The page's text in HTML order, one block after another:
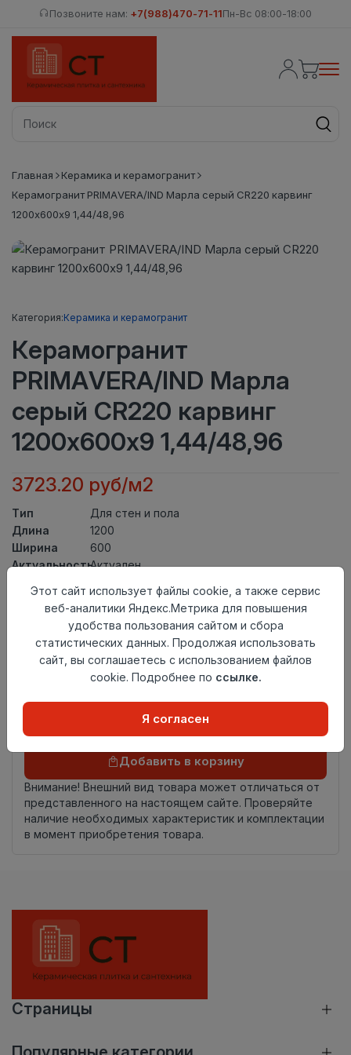
Позвоните нам: +7(988)470-71-11Пн-Вс 08:00-18:00
Главная
Керамика и керамогранит
Керамогранит PRIMAVERA/IND Марла серый CR220 карвинг
1200х600х9 1,44/48,96
Категория:Керамика и керамогранит
Керамогранит
PRIMAVERA/IND Марла
серый CR220 карвинг
1200х600х9 1,44/48,96
3723.20 руб/м2
Тип
Для стен и пола
Длина
1200
Ширина
600
АктуальностьАктуален
группа
Керамогранит
Толщина
9
Поверхность карвинг
Страна
происхождения
Индия
комплекта
Осталось80 шт
Добавить в корзину
Внимание! Внешний вид товара может отличаться от
представленного на настоящем сайте. Проверяйте
наличие необходимых характеристик и комплектации
в момент приобретения товара.
Страницы
Этот сайт использует файлы cookie, а также сервис
веб-аналитики Яндекс.Метрика для повышения
удобства пользования сайтом и сбора
статистических данных. Продолжая использовать
сайт, вы соглашаетесь с использованием файлов
cookie. Подробнее по ссылке.
Я согласен